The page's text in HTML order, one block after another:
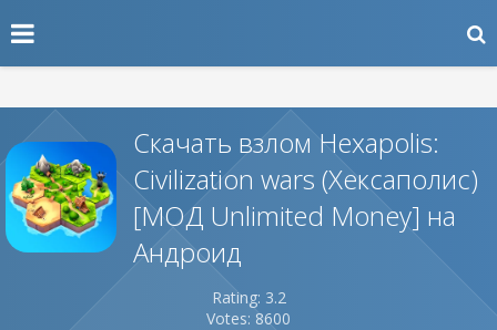
Скачать взлом Hexapolis:
Civilization wars (Хексаполис)
[МОД Unlimited Money] на
Андроид
Rating: 3.2
Votes: 8600